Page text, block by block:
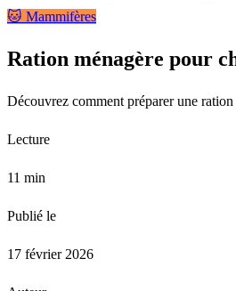
🐱 Mammifères
Ration ménagère pour
Découvrez comment préparer une
Lecture
11 min
Publié le
17 février 2026